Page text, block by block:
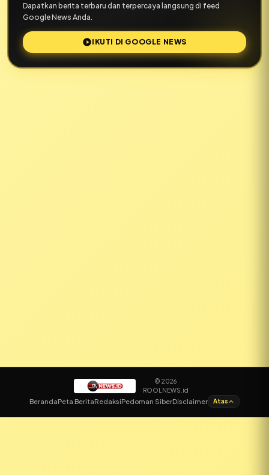
Dapatkan berita terbaru dan terpercaya langsung di feed
Google News Anda.
IKUTI DI GOOGLE NEWS
✕
© 2026
ROOLNEWS.id
BerandaPeta BeritaRedaksiPedoman SiberDisclaimer Atas